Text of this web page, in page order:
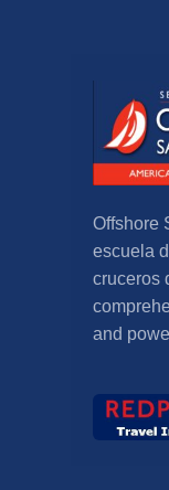
Offshore
escuela
cruceros
and